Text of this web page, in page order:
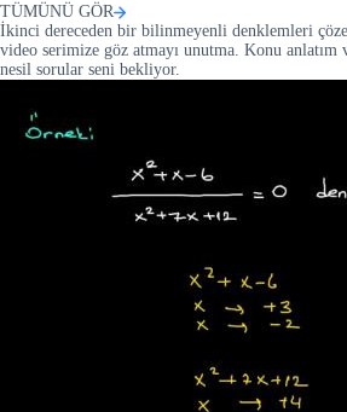
TÜMÜNÜ GÖR
İkinci dereceden bir bilinmeyenli denklemleri
video serimize göz atmayı unutma. Konu anlatım
nesil sorular seni bekliyor.